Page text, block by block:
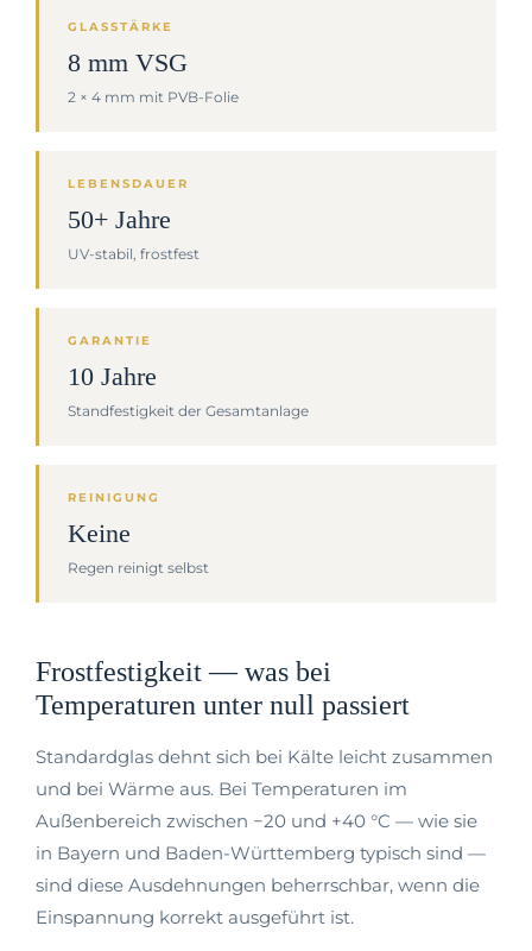
GLASSTÄRKE
8 mm VSG
2 × 4 mm mit PVB-Folie
LEBENSDAUER
50+ Jahre
UV-stabil, frostfest
GARANTIE
10 Jahre
Standfestigkeit der Gesamtanlage
REINIGUNG
Keine
Regen reinigt selbst
Frostfestigkeit — was bei
Temperaturen unter null passiert
Standardglas dehnt sich bei Kälte leicht zusammen
und bei Wärme aus. Bei Temperaturen im
Außenbereich zwischen −20 und +40 °C — wie sie
in Bayern und Baden-Württemberg typisch sind —
sind diese Ausdehnungen beherrschbar, wenn die
Einspannung korrekt ausgeführt ist.